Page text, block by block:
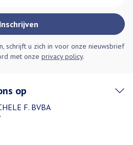
Inschrijven
schrijft u zich in voor onze nieuwsbrief
met onze privacy policy.
op
F. BVBA